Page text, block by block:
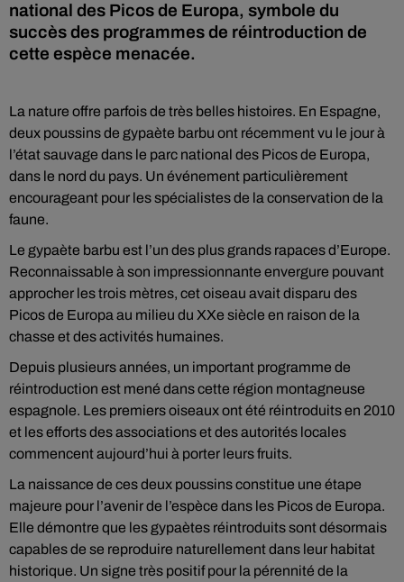
national des Picos de Europa, symbole du
succès des programmes de réintroduction de
cette espèce menacée.
La nature offre parfois de très belles histoires. En Espagne,
deux poussins de gypaète barbu ont récemment vu le jour à
l’état sauvage dans le parc national des Picos de Europa,
dans le nord du pays. Un événement particulièrement
encourageant pour les spécialistes de la conservation de la
faune.
Le gypaète barbu est l’un des plus grands rapaces d’Europe.
Reconnaissable à son impressionnante envergure pouvant
approcher les trois mètres, cet oiseau avait disparu des
Picos de Europa au milieu du XXe siècle en raison de la
chasse et des activités humaines.
Depuis plusieurs années, un important programme de
réintroduction est mené dans cette région montagneuse
espagnole. Les premiers oiseaux ont été réintroduits en 2010
et les efforts des associations et des autorités locales
commencent aujourd’hui à porter leurs fruits.
La naissance de ces deux poussins constitue une étape
majeure pour l’avenir de l’espèce dans les Picos de Europa.
Elle démontre que les gypaètes réintroduits sont désormais
capables de se reproduire naturellement dans leur habitat
historique. Un signe très positif pour la pérennité de la